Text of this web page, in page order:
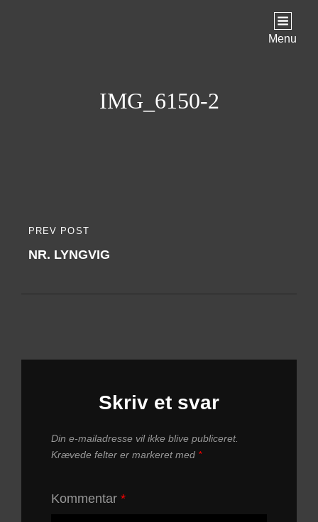
Menu
IMG_6150-2
Indlægsnavigation
PREVIOUS
POST
PREV POST
NR. LYNGVIG
Skriv et svar
Din e-mailadresse vil ikke blive publiceret.
Krævede felter er markeret med *
Kommentar *